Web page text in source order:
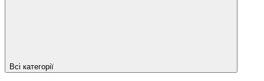
Всі категорії